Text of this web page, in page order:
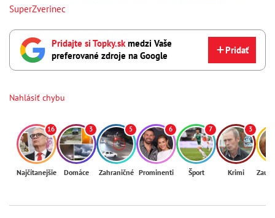
SuperZverinec
Pridajte si Topky.skmedzi Vaše
preferované zdroje na Google
Pridať
Nahlásiť chybu
16
Najčítanejšie
3
Domáce
5
Zahraničné
6
Prominenti
7
Šport
3
Krimi